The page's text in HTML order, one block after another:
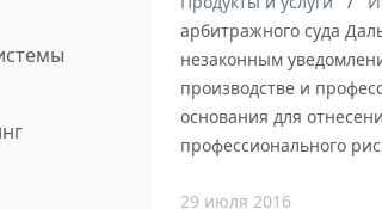
арбитражного суда
незаконным
производстве и
основания для
профессионального
29 июля 2016